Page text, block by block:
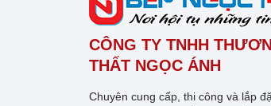
CÔNG TY TNHH
THẤT NGỌC ÁNH
Chuyên cung cấp, thi công và lắp